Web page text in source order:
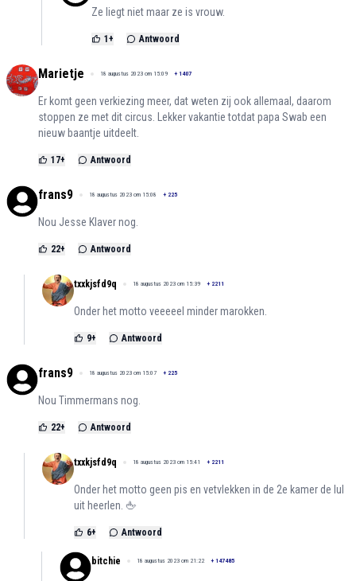
Ze liegt niet maar ze is vrouw.
1 + Antwoord
Marietje 18 augustus 2023 om 15:09 + 1407
Er komt geen verkiezing meer, dat weten zij ook allemaal, daarom
stoppen ze met dit circus. Lekker vakantie totdat papa Swab een
nieuw baantje uitdeelt.
17+ Antwoord
frans9 18 augustus 2023 om 15:08 + 225
Nou Jesse Klaver nog.
22+ Antwoord
txxkjsfd9q 18 augustus 2023 om 15:39 + 2211
Onder het motto veeeeel minder marokken.
9+ Antwoord
frans9 18 augustus 2023 om 15:07 + 225
Nou Timmermans nog.
22+ Antwoord
txxkjsfd9q 18 augustus 2023 om 15:41 + 2211
Onder het motto geen pis en vetvlekken in de 2e kamer de lul
uit heerlen. 🖕
6+ Antwoord
bitchie 18 augustus 2023 om 21:22 + 147485